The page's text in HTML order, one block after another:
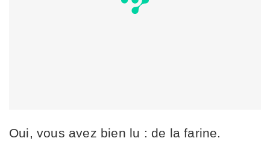
Oui, vous avez bien lu : de la farine.